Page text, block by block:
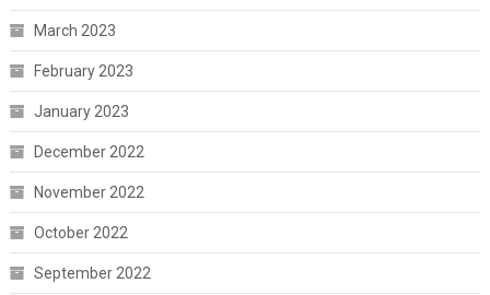
March 2023
February 2023
January 2023
December 2022
November 2022
October 2022
September 2022